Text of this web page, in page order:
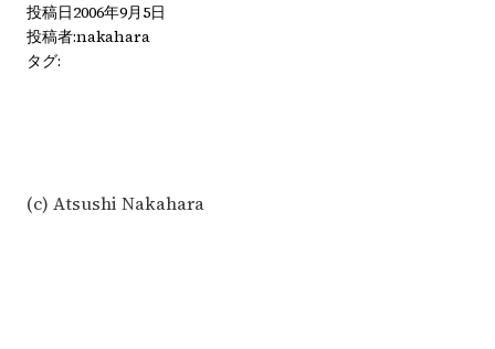
投稿日2006年9月5日
投稿者:nakahara
タグ:
(c) Atsushi Nakahara